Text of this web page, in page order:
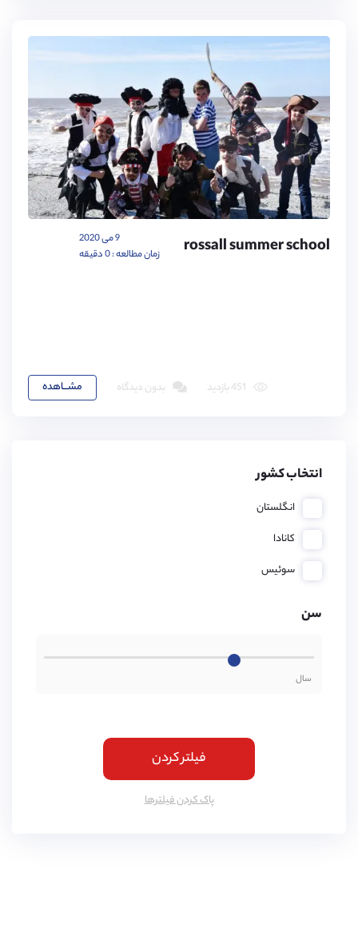
rossall summer school
9 می 2020
زمان مطالعه : 0 دقیقه
مشـــاهده بدون دیدگاه
انتخاب کشور
انگلستان
کانادا
سوئیس
سن
فیلتر کردن
پاک کردن فیلتر‌ها